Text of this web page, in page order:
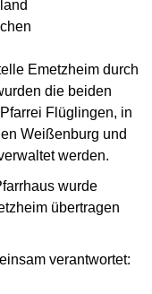
Emetzheim durch
die beiden
Flüglingen, in
Weißenburg und
werden.
wurde
übertragen
verantwortet: